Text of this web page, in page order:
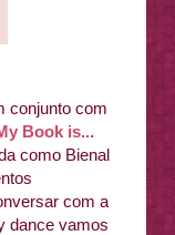
conjunto com
Book is...
como Bienal
com a
dance vamos